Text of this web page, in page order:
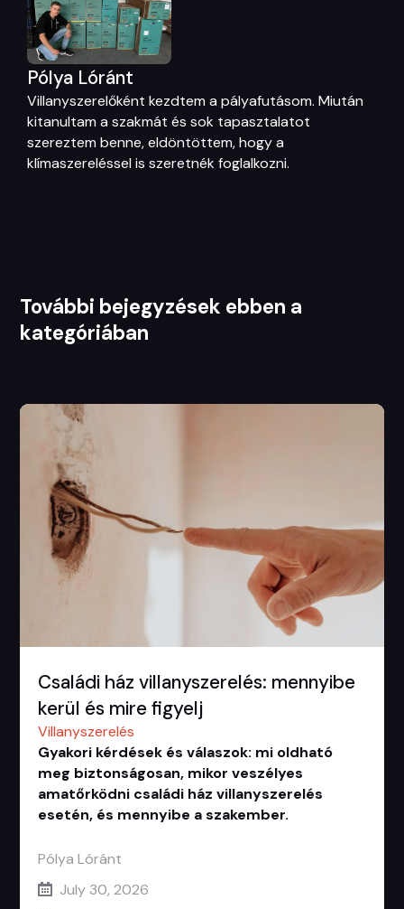
Pólya Lóránt
Villanyszerelőként kezdtem a pályafutásom. Miután
kitanultam a szakmát és sok tapasztalatot
szereztem benne, eldöntöttem, hogy a
klímaszereléssel is szeretnék foglalkozni.
További bejegyzések ebben a
kategóriában
Családi ház villanyszerelés: mennyibe
kerül és mire figyelj
Villanyszerelés
Gyakori kérdések és válaszok: mi oldható
meg biztonságosan, mikor veszélyes
amatőrködni családi ház villanyszerelés
esetén, és mennyibe a szakember.
Pólya Lóránt
July 30, 2026